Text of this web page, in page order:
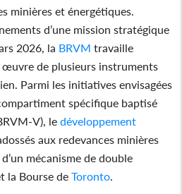
minières et énergétiques.
d’une mission stratégique
2026, la BRVM travaille
œuvre de plusieurs instruments
Parmi les initiatives envisagées
spécifique baptisé
V), le développement
aux redevances minières
mécanisme de double
la Bourse de Toronto